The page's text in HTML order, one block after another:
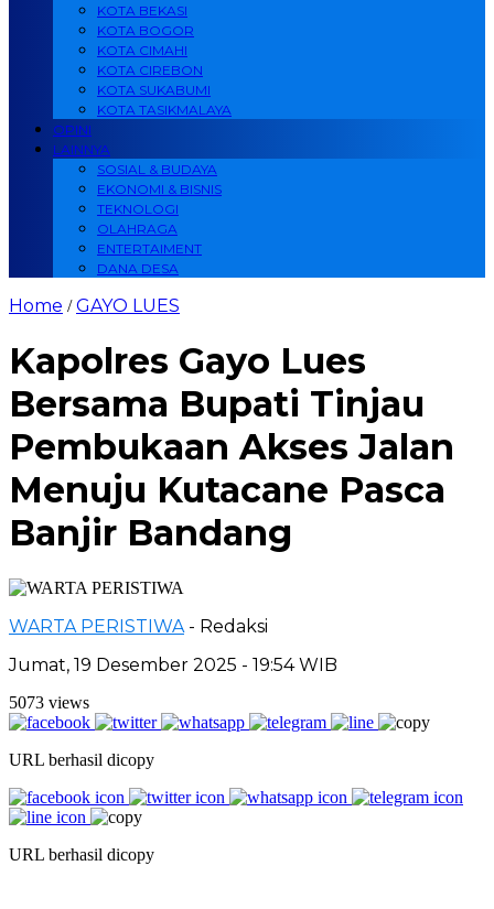
KOTA BEKASI
KOTA BOGOR
KOTA CIMAHI
KOTA CIREBON
KOTA SUKABUMI
KOTA TASIKMALAYA
OPINI
LAINNYA
SOSIAL & BUDAYA
EKONOMI & BISNIS
TEKNOLOGI
OLAHRAGA
ENTERTAIMENT
DANA DESA
Home /GAYO LUES
Kapolres Gayo Lues
Bersama Bupati Tinjau
Pembukaan Akses Jalan
Menuju Kutacane Pasca
Banjir Bandang
WARTA PERISTIWA - Redaksi
Jumat, 19 Desember 2025 - 19:54 WIB
5073 views
URL berhasil dicopy
URL berhasil dicopy